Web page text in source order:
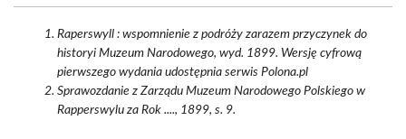
Raperswyll : wspomnienie z podróży zarazem przyczynek do
historyi Muzeum Narodowego, wyd. 1899. Wersję cyfrową
pierwszego wydania udostępnia serwis Polona.pl
Sprawozdanie z Zarządu Muzeum Narodowego Polskiego w
Rapperswylu za Rok ...., 1899, s. 9.